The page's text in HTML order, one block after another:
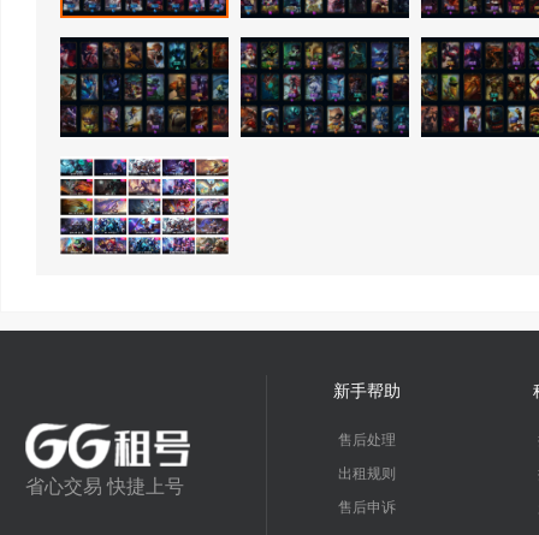
省心交易 快捷上号
新手帮助
售后处理
出租规则
售后申诉